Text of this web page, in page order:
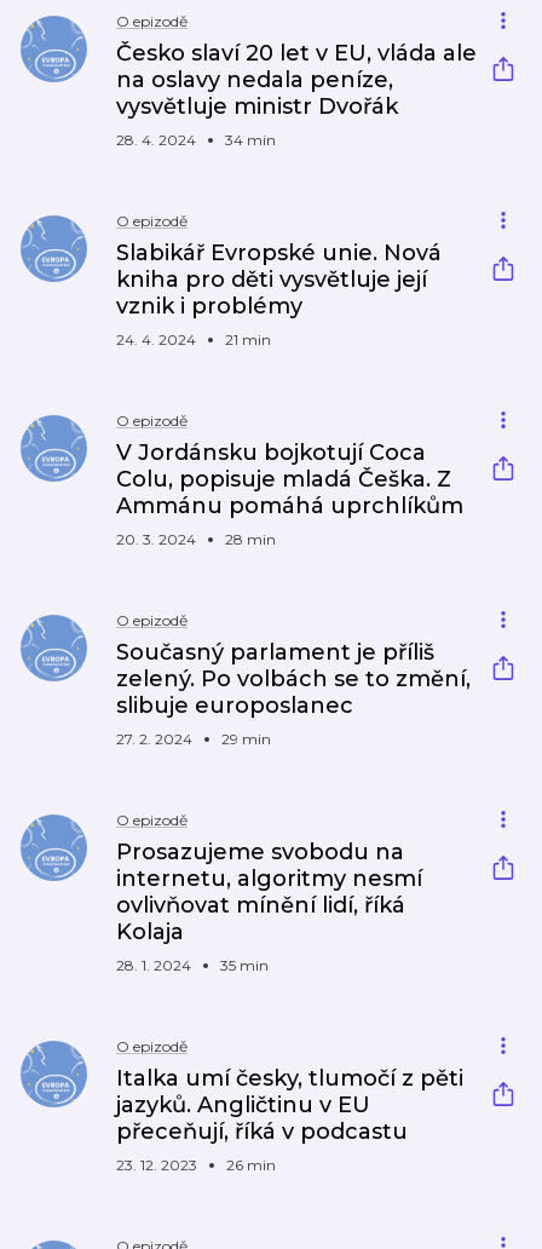
O epizodě
Česko slaví 20 let v EU, vláda ale
na oslavy nedala peníze,
vysvětluje ministr Dvořák
28. 4. 2024 34 min
O epizodě
Slabikář Evropské unie. Nová
kniha pro děti vysvětluje její
vznik i problémy
24. 4. 2024 21 min
O epizodě
V Jordánsku bojkotují Coca
Colu, popisuje mladá Češka. Z
Ammánu pomáhá uprchlíkům
20. 3. 2024 28 min
O epizodě
Současný parlament je příliš
zelený. Po volbách se to změní,
slibuje europoslanec
27. 2. 2024 29 min
O epizodě
Prosazujeme svobodu na
internetu, algoritmy nesmí
ovlivňovat mínění lidí, říká
Kolaja
28. 1. 2024 35 min
O epizodě
Italka umí česky, tlumočí z pěti
jazyků. Angličtinu v EU
přeceňují, říká v podcastu
23. 12. 2023 26 min